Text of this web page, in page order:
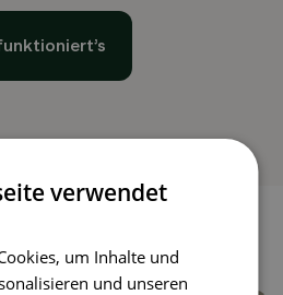
verwendet
um Inhalte und
und unseren